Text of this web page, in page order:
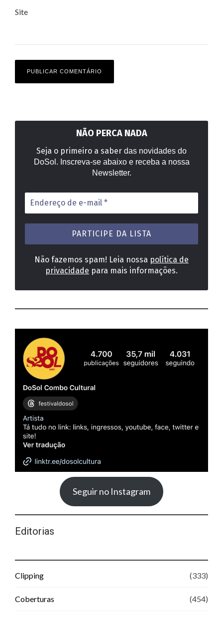
Site
NÃO PERCA NADA
Seja o primeiro a saber das novidades do
DoSol. Inscreva-se abaixo e receba a nossa
Newsletter.
Endereço
de
e-
mail
Não fazemos spam! Leia nossa política de
privacidade para mais informações.
Seguir no Instagram
Editorias
Clipping (333)
Coberturas (454)